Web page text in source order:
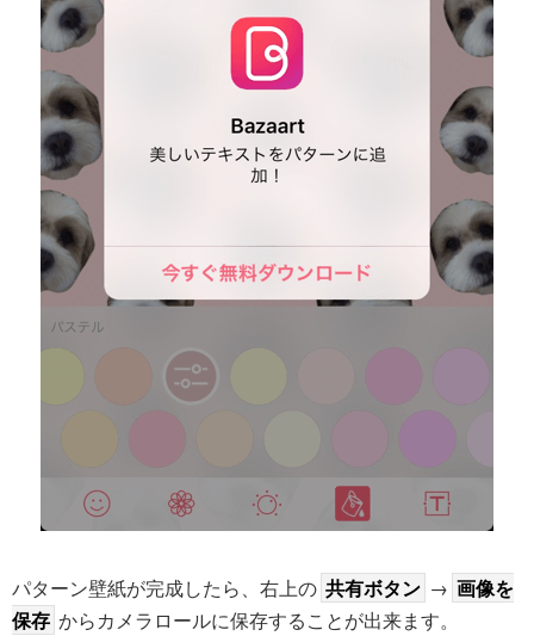
パターン壁紙が完成したら、右上の 共有ボタン → 画像を
保存 からカメラロールに保存することが出来ます。